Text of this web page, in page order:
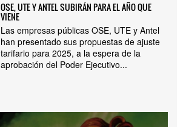
OSE, UTE Y ANTEL SUBIRÁN PARA EL AÑO QUE
VIENE
Las empresas públicas OSE, UTE y Antel
han presentado sus propuestas de ajuste
tarifario para 2025, a la espera de la
aprobación del Poder Ejecutivo...